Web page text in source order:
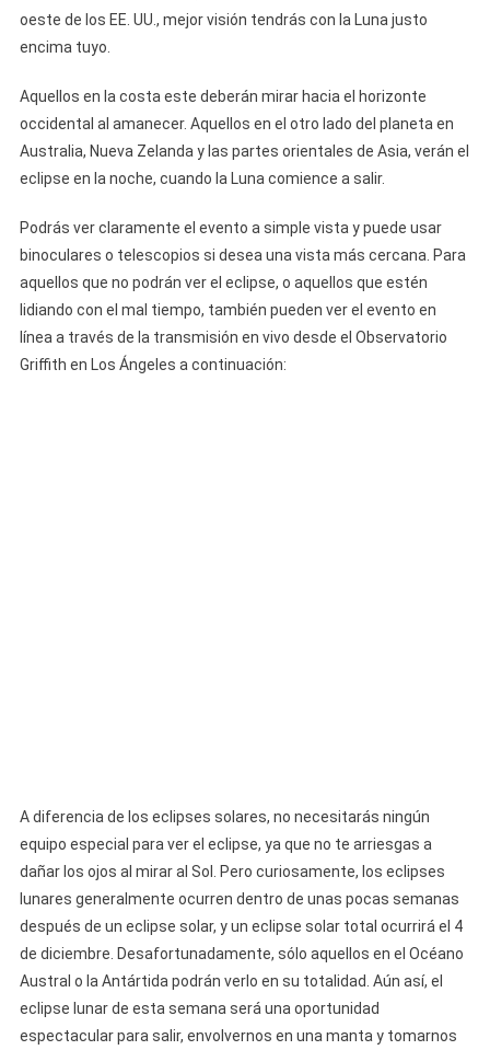
oeste de los EE. UU., mejor visión tendrás con la Luna justo
encima tuyo.
Aquellos en la costa este deberán mirar hacia el horizonte
occidental al amanecer. Aquellos en el otro lado del planeta en
Australia, Nueva Zelanda y las partes orientales de Asia, verán el
eclipse en la noche, cuando la Luna comience a salir.
Podrás ver claramente el evento a simple vista y puede usar
binoculares o telescopios si desea una vista más cercana. Para
aquellos que no podrán ver el eclipse, o aquellos que estén
lidiando con el mal tiempo, también pueden ver el evento en
línea a través de la transmisión en vivo desde el Observatorio
Griffith en Los Ángeles a continuación:
A diferencia de los eclipses solares, no necesitarás ningún
equipo especial para ver el eclipse, ya que no te arriesgas a
dañar los ojos al mirar al Sol. Pero curiosamente, los eclipses
lunares generalmente ocurren dentro de unas pocas semanas
después de un eclipse solar, y un eclipse solar total ocurrirá el 4
de diciembre. Desafortunadamente, sólo aquellos en el Océano
Austral o la Antártida podrán verlo en su totalidad. Aún así, el
eclipse lunar de esta semana será una oportunidad
espectacular para salir, envolvernos en una manta y tomarnos